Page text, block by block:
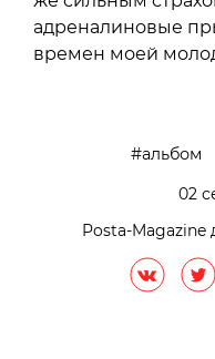
адреналиновые
времен моей
альбом
02
Posta-Magazine